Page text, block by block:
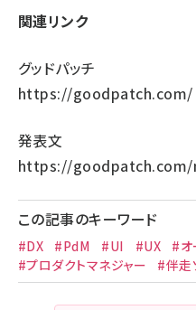
関連リンク
グッドパッチ
https://goodpatch.com/
発表文
https://goodpatch.com/
この記事のキーワード
#DX #PdM #UI #UX
#オ
#プロダクトマネジャー
#伴走